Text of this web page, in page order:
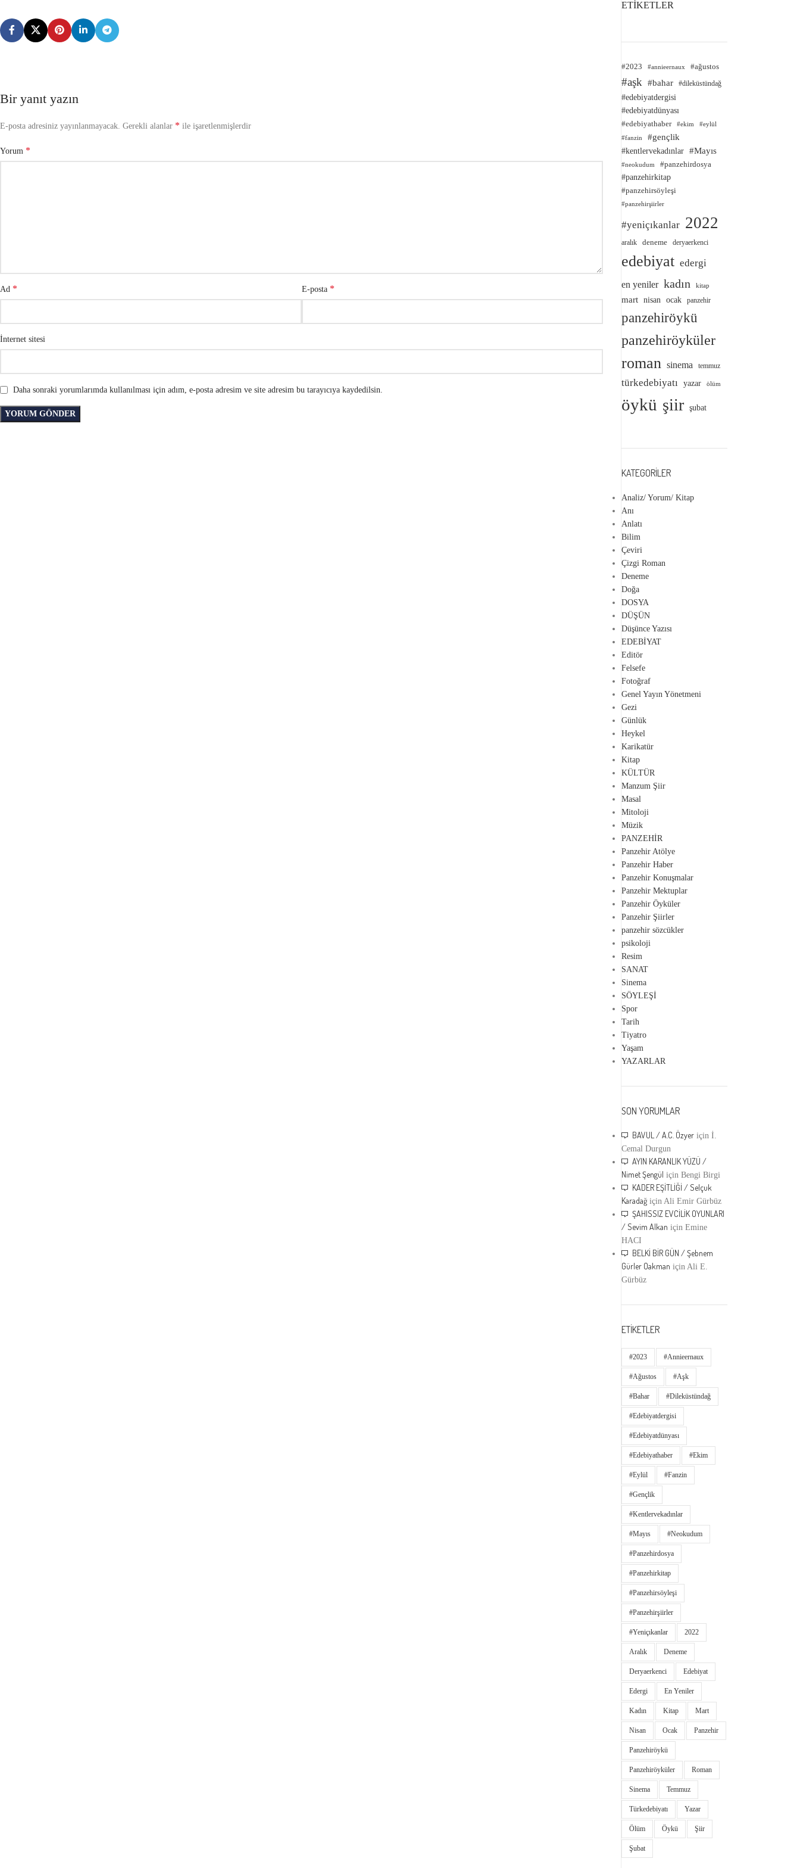
Bir yanıt yazın
E-posta adresiniz yayınlanmayacak. Gerekli alanlar * ile işaretlenmişlerdir
Yorum *
Ad * E-posta *
İnternet sitesi
Daha sonraki yorumlarımda kullanılması için adım, e-posta adresim ve site adresim bu tarayıcıya kaydedilsin.
ETİKETLER
#2023 #annieernaux #ağustos
#aşk #bahar #dileküstündağ
#edebiyatdergisi
#edebiyatdünyası
#edebiyathaber #ekim #eylül
#fanzin
#gençlik
#kentlervekadınlar #Mayıs
#neokudum
#panzehirdosya
#panzehirkitap
#panzehirsöyleşi
#panzehirşiirler
#yeniçıkanlar 2022
aralık deneme deryaerkenci
edebiyat edergi
en yeniler kadın kitap
mart nisan ocak panzehir
panzehiröykü
panzehiröyküler
roman sinema temmuz
türkedebiyatı yazar ölüm
öykü şiir şubat
KATEGORILER
Analiz/ Yorum/ Kitap
Anı
Anlatı
Bilim
Çeviri
Çizgi Roman
Deneme
Doğa
DOSYA
DÜŞÜN
Düşünce Yazısı
EDEBİYAT
Editör
Felsefe
Fotoğraf
Genel Yayın Yönetmeni
Gezi
Günlük
Heykel
Karikatür
Kitap
KÜLTÜR
Manzum Şiir
Masal
Mitoloji
Müzik
PANZEHİR
Panzehir Atölye
Panzehir Haber
Panzehir Konuşmalar
Panzehir Mektuplar
Panzehir Öyküler
Panzehir Şiirler
panzehir sözcükler
psikoloji
Resim
SANAT
Sinema
SÖYLEŞİ
Spor
Tarih
Tiyatro
Yaşam
YAZARLAR
SON YORUMLAR
BAVUL / A.C. Özyer içinİ.
Cemal Durgun
AYIN KARANLIK YÜZÜ /
Nimet Şengül içinBengi Birgi
KADER EŞİTLİĞİ / Selçuk
Karadağ içinAli Emir Gürbüz
ŞAHISSIZ EVCİLİK OYUNLARI
/ Sevim Alkan içinEmine
HACI
BELKİ BİR GÜN / Şebnem
Gürler Oakman içinAli E.
Gürbüz
ETİKETLER
#2023 #annieernaux
#ağustos #aşk
#bahar #dileküstündağ
#edebiyatdergisi
#edebiyatdünyası
#edebiyathaber #ekim
#eylül #fanzin
#gençlik
#kentlervekadınlar
#Mayıs #neokudum
#panzehirdosya
#panzehirkitap
#panzehirsöyleşi
#panzehirşiirler
#yeniçıkanlar 2022
Aralık Deneme
Deryaerkenci Edebiyat
Edergi En Yeniler
Kadın Kitap Mart
Nisan Ocak Panzehir
Panzehiröykü
Panzehiröyküler Roman
Sinema Temmuz
Türkedebiyatı Yazar
Ölüm Öykü Şiir
Şubat